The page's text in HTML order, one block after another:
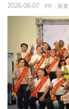
PR・新
2026-08-07